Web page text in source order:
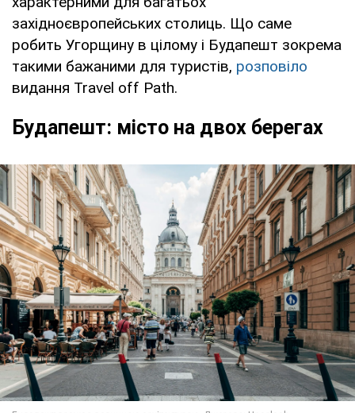
західноєвропейських столиць. Що саме
робить Угорщину в цілому і Будапешт зокрема
такими бажаними для туристів, розповіло
видання Travel off Path.
Будапешт: місто на двох берегах